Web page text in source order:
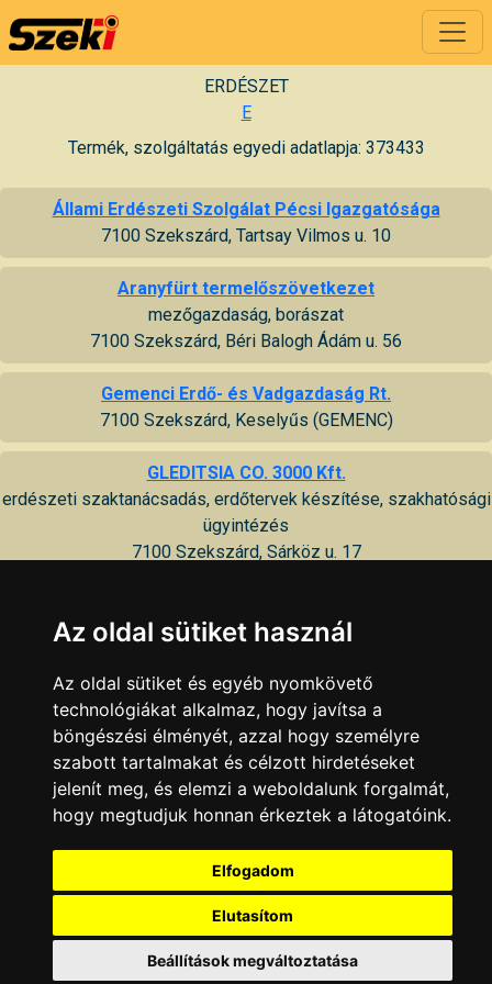
ERDÉSZET
E
Termék, szolgáltatás egyedi adatlapja: 373433
Állami Erdészeti Szolgálat Pécsi Igazgatósága
7100 Szekszárd, Tartsay Vilmos u. 10
Aranyfürt termelőszövetkezet
mezőgazdaság, borászat
7100 Szekszárd, Béri Balogh Ádám u. 56
Gemenci Erdő- és Vadgazdaság Rt.
7100 Szekszárd, Keselyűs (GEMENC)
GLEDITSIA CO. 3000 Kft.
erdészeti szaktanácsadás, erdőtervek készítése, szakhatósági
ügyintézés
7100 Szekszárd, Sárköz u. 17
Minden jog fenntartva © 2002 - 2026 Szeki.hu
Az oldal sütiket használ
Az oldal sütiket és egyéb nyomkövető
technológiákat alkalmaz, hogy javítsa a
böngészési élményét, azzal hogy személyre
szabott tartalmakat és célzott hirdetéseket
jelenít meg, és elemzi a weboldalunk forgalmát,
hogy megtudjuk honnan érkeztek a látogatóink.
Elfogadom
Elutasítom
Beállítások megváltoztatása